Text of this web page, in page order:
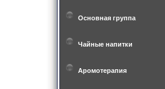
Основная группа
Чайные напитки
Аромотерапия